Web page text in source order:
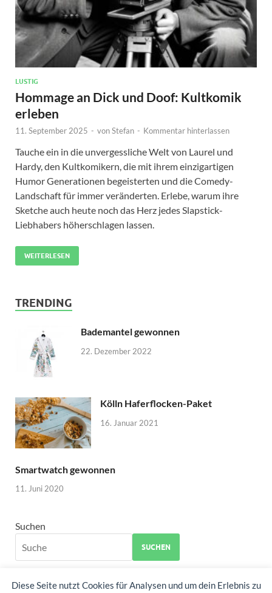
Diese Seite nutzt Cookies für Analysen und um dein Erlebnis zu
LUSTIG
Hommage an Dick und Doof: Kultkomik
erleben
11. September 2025 - vonStefan - Kommentar hinterlassen
Tauche ein in die unvergessliche Welt von Laurel und
Hardy, den Kultkomikern, die mit ihrem einzigartigen
Humor Generationen begeisterten und die Comedy-
Landschaft für immer veränderten. Erlebe, warum ihre
Sketche auch heute noch das Herz jedes Slapstick-
Liebhabers höherschlagen lassen.
WEITERLESEN
TRENDING
Bademantel gewonnen
22. Dezember 2022
Kölln Haferflocken-Paket
16. Januar 2021
Smartwatch gewonnen
11. Juni 2020
Suchen
SUCHEN